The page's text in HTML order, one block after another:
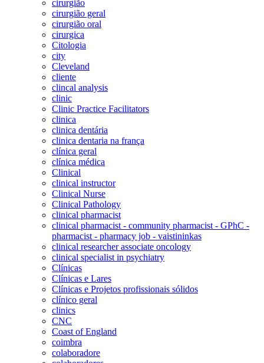
cirurgião
cirurgião geral
cirurgião oral
cirurgica
Citologia
city
Cleveland
cliente
clincal analysis
clinic
Clinic Practice Facilitators
clinica
clinica dentária
clinica dentaria na frança
clínica geral
clínica médica
Clinical
clinical instructor
Clinical Nurse
Clinical Pathology
clinical pharmacist
clinical pharmacist - community pharmacist - GPhC -
pharmacist - pharmacy job - vaistininkas
clinical researcher associate oncology
clinical specialist in psychiatry
Clínicas
Clínicas e Lares
Clínicas e Projetos profissionais sólidos
clínico geral
clinics
CNC
Coast of England
coimbra
colaboradore